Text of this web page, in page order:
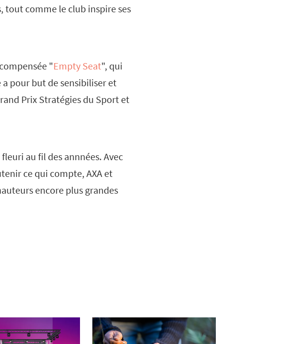
tout comme le club inspire ses
"Empty Seat", qui
pour but de sensibiliser et
Prix Stratégies du Sport et
au fil des annnées. Avec
ce qui compte, AXA et
encore plus grandes